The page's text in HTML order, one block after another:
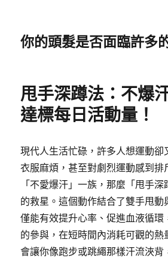
你的頭髮是否面臨許多
甩手深蹲法：不爆
達標每日活動量！
現代人生活忙碌，許多人想運動卻
衣服麻煩，甚至對劇烈運動感到排
「不愛爆汗」一族，那麼「甩手
的救星。這個動作結合了雙手甩動
僅能有效提升心率、促進血液循環
的參與，在短時間內消耗可觀的熱
會讓你像跑步或跳繩那樣汗流浹背